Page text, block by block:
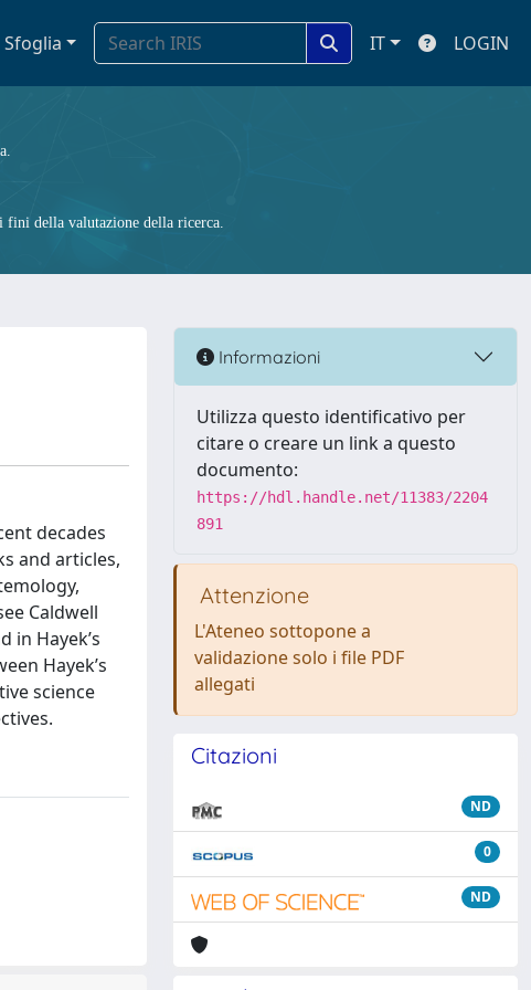
Sfoglia IT LOGIN
fini della valutazione della ricerca.
decades
and articles,
Caldwell
in Hayek’s
Hayek’s
science
Informazioni
Utilizza questo identificativo per
citare o creare un link a questo
documento:
https://hdl.handle.net/11383/2204
891
Attenzione
L'Ateneo sottopone a
validazione solo i file PDF
allegati
Citazioni
ND
0
ND